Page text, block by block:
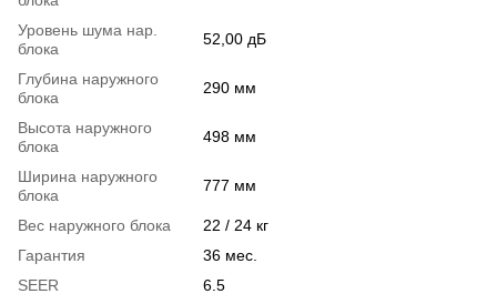
Уровень шума нар.
блока
52,00 дБ
Глубина наружного
блока
290 мм
Высота наружного
блока
498 мм
Ширина наружного
блока
777 мм
Вес наружного блока
22 / 24 кг
Гарантия
36 мес.
SEER
6.5